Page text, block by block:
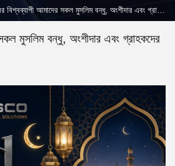
মুসলিম বন্ধু, অংশীদার এবং গ্রাহকদের